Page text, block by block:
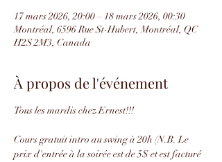
17 mars 2026, 20:00 – 18 mars 2026, 00:30
Montréal, 6596 Rue St-Hubert, Montréal, QC
H2S 2M3, Canada
À propos de l'événement
Tous les mardis chez Ernest!!!
Cours gratuit intro au swing à 20h (N.B. Le
prix d'entrée à la soirée est de 5$ et est facturé